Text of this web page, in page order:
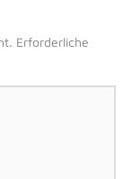
Erforderliche